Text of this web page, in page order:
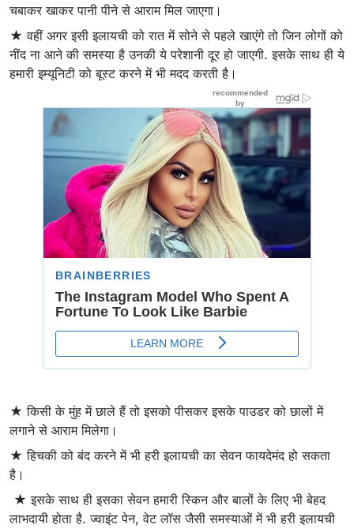
चबाकर खाकर पानी पीने से आराम मिल जाएगा।
★ वहीं अगर इसी इलायची को रात में सोने से पहले खाएंगे तो जिन लोगों को
नींद ना आने की समस्या है उनकी ये परेशानी दूर हो जाएगी. इसके साथ ही ये
हमारी इम्यूनिटी को बूस्ट करने में भी मदद करती है।
★ किसी के मुंह में छाले हैं तो इसको पीसकर इसके पाउडर को छालों में
लगाने से आराम मिलेगा।
★ हिचकी को बंद करने में भी हरी इलायची का सेवन फायदेमंद हो सकता
है।
★ इसके साथ ही इसका सेवन हमारी स्किन और बालों के लिए भी बेहद
लाभदायी होता है. ज्वाइंट पेन, वेट लॉस जैसी समस्याओं में भी हरी इलायची